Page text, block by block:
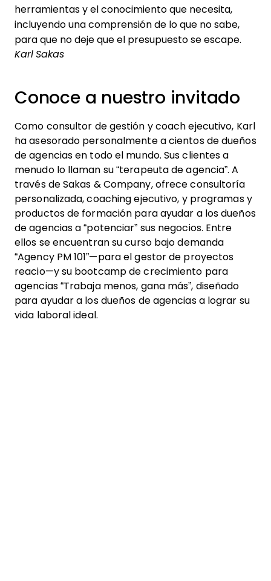
herramientas y el conocimiento que necesita,
incluyendo una comprensión de lo que no sabe,
para que no deje que el presupuesto se escape.
Karl Sakas
Conoce a nuestro invitado
Como consultor de gestión y coach ejecutivo, Karl
ha asesorado personalmente a cientos de dueños
de agencias en todo el mundo. Sus clientes a
menudo lo llaman su “terapeuta de agencia”. A
través de Sakas & Company, ofrece consultoría
personalizada, coaching ejecutivo, y programas y
productos de formación para ayudar a los dueños
de agencias a “potenciar” sus negocios. Entre
ellos se encuentran su curso bajo demanda
“Agency PM 101”—para el gestor de proyectos
reacio—y su bootcamp de crecimiento para
agencias “Trabaja menos, gana más”, diseñado
para ayudar a los dueños de agencias a lograr su
vida laboral ideal.